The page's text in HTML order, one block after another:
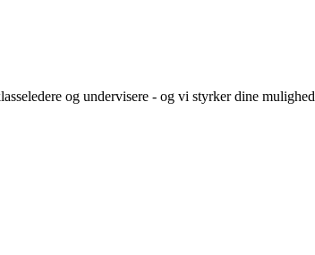
og undervisere - og vi styrker dine